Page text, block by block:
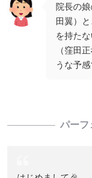
院長の
田翼）
を持た
（窪田
うな予感
パーフ